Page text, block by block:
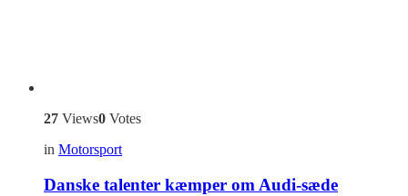
27 Views0 Votes
in Motorsport
Danske talenter kæmper om Audi-sæde